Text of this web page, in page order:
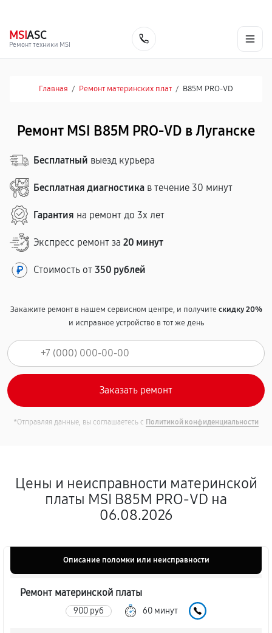
MSIASC
Ремонт техники MSI
Главная / Ремонт материнских плат / B85M PRO-VD
Ремонт MSI B85M PRO-VD в Луганске
Бесплатный выезд курьера
Бесплатная диагностика в течение 30 минут
Гарантия на ремонт до 3х лет
Экспресс ремонт за 20 минут
Стоимость от 350 рублей
Закажите ремонт в нашем сервисном центре, и получитескидку 20%
и исправное устройство в тот же день
*Отправляя данные, вы соглашаетесь с Политикой конфиденциальности
Цены и неисправности материнской
платы MSI B85M PRO-VD на
06.08.2026
Описание поломки или неисправности
Ремонт материнской платы
900 руб 60 минут